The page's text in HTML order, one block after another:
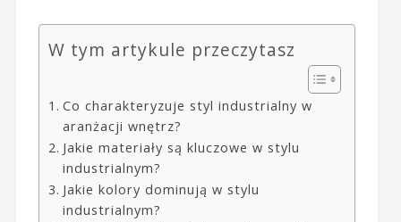
W tym artykule przeczytasz
Co charakteryzuje styl industrialny w
aranżacji wnętrz?
Jakie materiały są kluczowe w stylu
industrialnym?
Jakie kolory dominują w stylu
industrialnym?